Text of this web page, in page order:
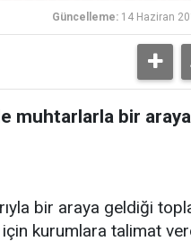
Güncelleme: 14 Haziran
muhtarlarla bir
bir araya geldiği
kurumlara talimat